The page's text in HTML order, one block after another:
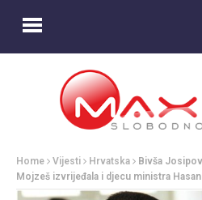
Home Vijesti Hrvatska
Bivša
Mojzeš izvrijeđala i djecu ministra